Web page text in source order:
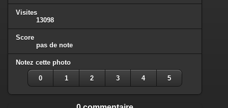
Visites
13098
Score
pas de note
Notez cette photo
0 1 2 3 4 5